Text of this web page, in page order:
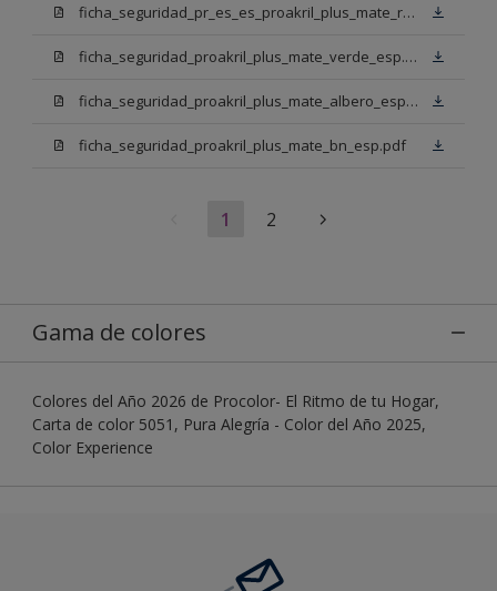
ficha_seguridad_pr_es_es_proakril_plus_mate_rojo_ingles.pdf
ficha_seguridad_proakril_plus_mate_verde_esp.pdf
ficha_seguridad_proakril_plus_mate_albero_esp.pdf
ficha_seguridad_proakril_plus_mate_bn_esp.pdf
1 2
Gama de colores
Colores del Año 2026 de Procolor- El Ritmo de tu Hogar,
Carta de color 5051, Pura Alegría - Color del Año 2025,
Color Experience